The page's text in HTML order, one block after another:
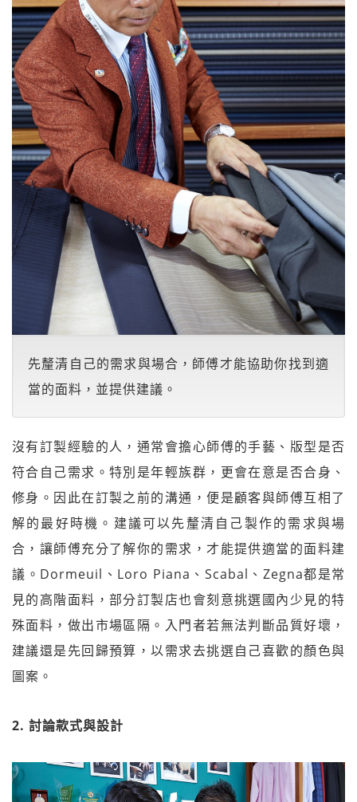
先釐清自己的需求與場合，師傅才能協助你找到適
當的面料，並提供建議。
沒有訂製經驗的人，通常會擔心師傅的手藝、版型是否
符合自己需求。特別是年輕族群，更會在意是否合身、
修身。因此在訂製之前的溝通，便是顧客與師傅互相了
解的最好時機。建議可以先釐清自己製作的需求與場
合，讓師傅充分了解你的需求，才能提供適當的面料建
議。Dormeuil、Loro Piana、Scabal、Zegna都是常
見的高階面料，部分訂製店也會刻意挑選國內少見的特
殊面料，做出市場區隔。入門者若無法判斷品質好壞，
建議還是先回歸預算，以需求去挑選自己喜歡的顏色與
圖案。
2. 討論款式與設計